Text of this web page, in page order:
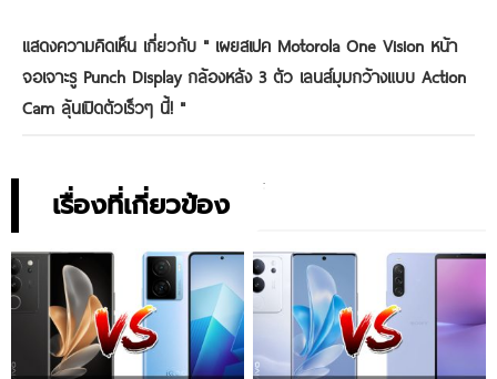
แสดงความคิดเห็น เกี่ยวกับ " เผยสเปค Motorola One Vision หน้า
จอเจาะรู Punch Display กล้องหลัง 3 ตัว เลนส์มุมกว้างแบบ Action
Cam ลุ้นเปิดตัวเร็วๆ นี้! "
เรื่องที่เกี่ยวข้อง